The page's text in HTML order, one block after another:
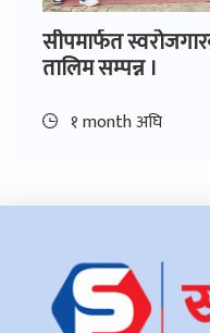
सीपमार्फत
तालिम सम्पन्न ।
१ month अघि